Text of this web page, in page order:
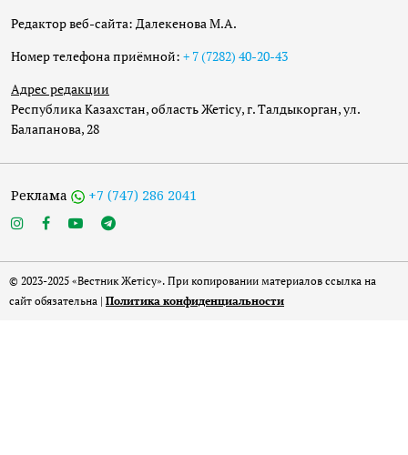
Редактор веб-сайта: Далекенова М.А.
Номер телефона приёмной: + 7 (7282) 40-20-43
Адрес редакции
Республика Казахстан, область Жетісу, г. Талдыкорган, ул.
Балапанова, 28
Реклама +7 (747) 286 2041
© 2023-2025 «Вестник Жетісу». При копировании материалов ссылка на
сайт обязательна | Политика конфиденциальности